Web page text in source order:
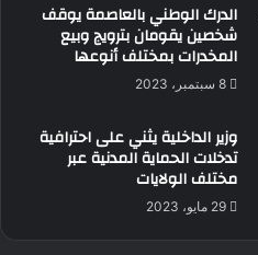
الدرك الوطني بالعاصمة يوقف
شخصين يقومان بترويج وبيع
المخدرات بمختلف أنوعها
8 سبتمبر، 2023
وزير الداخلية يثني على احترافية
تدخلات الحماية المدنية عبر
مختلف الولايات
29 مايو، 2023